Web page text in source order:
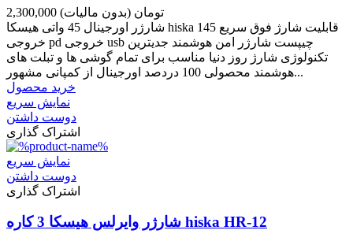
2,300,000 تومان (بدون مالیات)
شارژر اورجینال 45 واتی هیسکا hiska 145 قابلیت شارژ فوق سریع
خروجی pd خروجی usb چیپست شارژر امن هوشمند جدیترین
تکنولوژی شارژ روز دنیا مناسب برای تمام گوشی ها و تبلت های
هوشمند محصولی 100 دردصد اورجینال از کمپانی مشهور...
خرید محصول
نمایش سریع
دوست داشتن
اشتراک گذاری
نمایش سریع
دوست داشتن
اشتراک گذاری
شارژر وایرلس هیسکا 3 کاره hiska HR-12